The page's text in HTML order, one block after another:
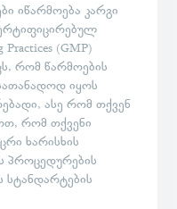
იწარმოება კარგი
(GMP)
რომ წარმოების
იყოს
ასე რომ თქვენ
რომ თქვენი
ხარისხის
პროცედურების
სტანდარტების